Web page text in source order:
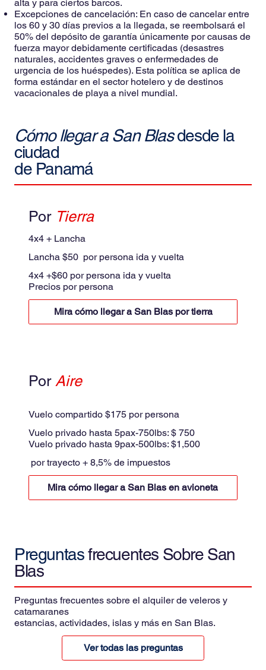
alta y para ciertos barcos.
Excepciones de cancelación: En caso de cancelar entre
los 60 y 30 días previos a la llegada, se reembolsará el
50% del depósito de garantía únicamente por causas de
fuerza mayor debidamente certificadas (desastres
naturales, accidentes graves o enfermedades de
urgencia de los huéspedes). Esta política se aplica de
forma estándar en el sector hotelero y de destinos
vacacionales de playa a nivel mundial.
Cómo llegar a San Blas desde la
ciudad
de Panamá
Por Tierra
4x4 + Lancha
Lancha $50 por persona ida y vuelta
4x4 +$60 por persona ida y vuelta
Precios por persona
Mira cómo llegar a San Blas por tierra
Por Aire
Vuelo compartido $175 por persona
Vuelo privado hasta 5pax-750lbs: $ 750
Vuelo privado hasta 9pax-500lbs: $1,500
por trayecto + 8,5% de impuestos
Mira cómo llegar a San Blas en avioneta
Preguntasfrecuentes Sobre San
Blas
Preguntas frecuentes sobre el alquiler de veleros y
catamaranes
estancias, actividades, islas y más en San Blas.
Ver todas las preguntas